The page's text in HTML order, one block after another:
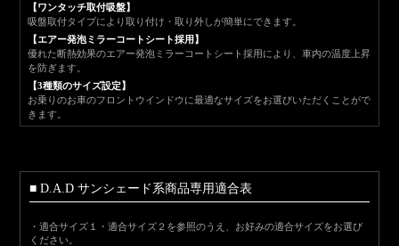
【ワンタッチ取付吸盤】
吸盤取付タイプにより取り付け・取り外しが簡単にできます。
【エアー発泡ミラーコートシート採用】
優れた断熱効果のエアー発泡ミラーコートシート採用により、車内の温度上昇
を防ぎます。
【3種類のサイズ設定】
お乗りのお車のフロントウインドウに最適なサイズをお選びいただくことがで
きます。
■ D.A.D サンシェード系商品専用適合表
・適合サイズ１・適合サイズ２を参照のうえ、お好みの適合サイズをお選び
ください。